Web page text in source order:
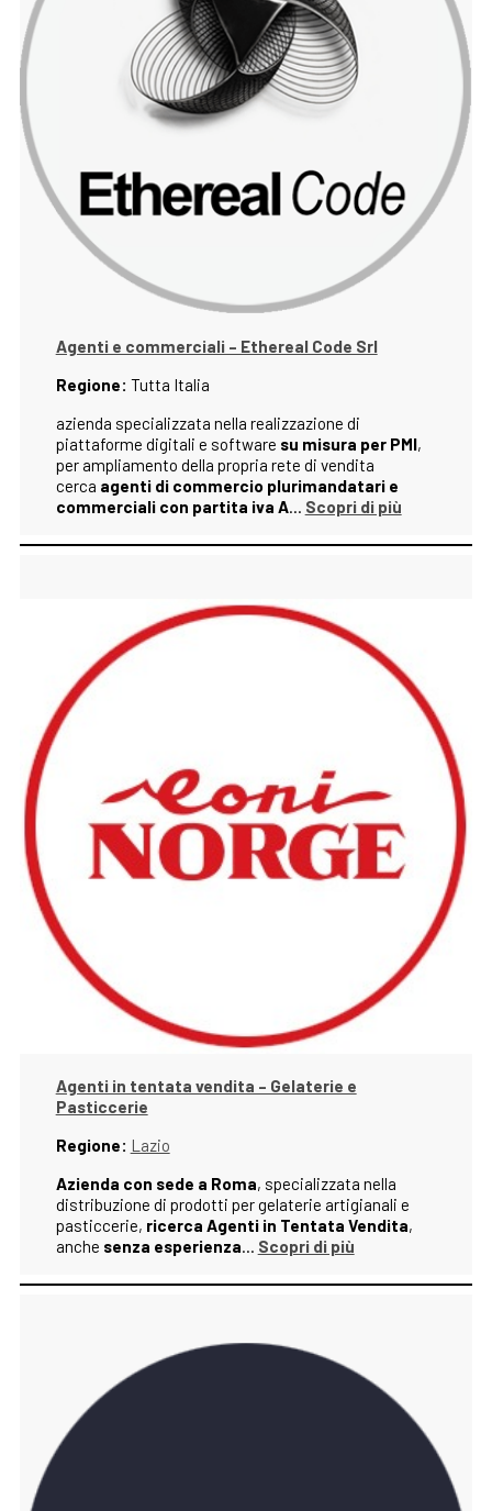
Agenti e commerciali – Ethereal Code Srl
Regione: Tutta Italia
azienda specializzata nella realizzazione di
piattaforme digitali e software su misura per PMI,
per ampliamento della propria rete di vendita
cerca agenti di commercio plurimandatari e
commerciali con partita iva A… Scopri di più
Agenti in tentata vendita – Gelaterie e
Pasticcerie
Regione: Lazio
Azienda con sede a Roma, specializzata nella
distribuzione di prodotti per gelaterie artigianali e
pasticcerie, ricerca Agenti in Tentata Vendita,
anche senza esperienza… Scopri di più